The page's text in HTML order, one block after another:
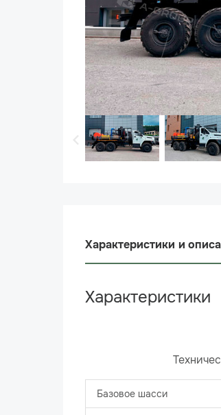
Характеристики и
Характеристики
Базовое шасси